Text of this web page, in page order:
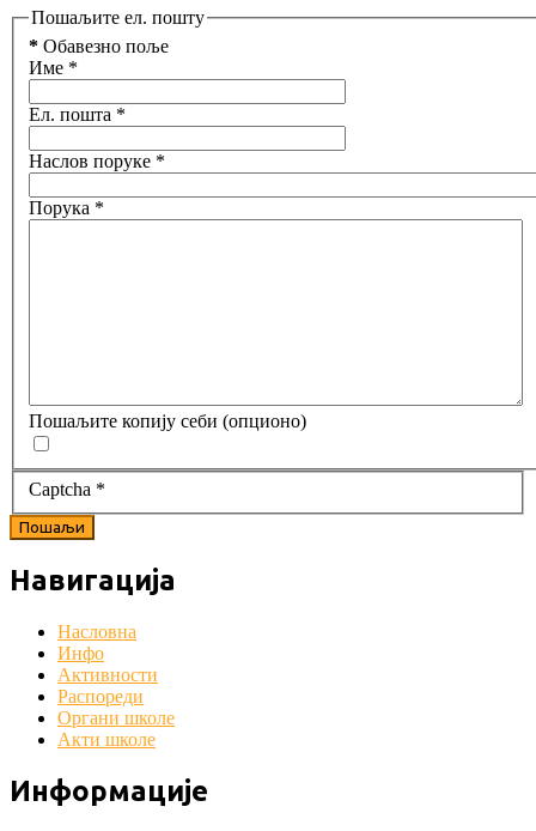
Пошаљите ел. пошту
* Обавезно поље
Име *
Ел. пошта *
Наслов поруке *
Порука *
Пошаљите копију себи (опционо)
Captcha *
Пошаљи
Навигација
Насловна
Инфо
Активности
Распореди
Органи школе
Акти школе
Информације